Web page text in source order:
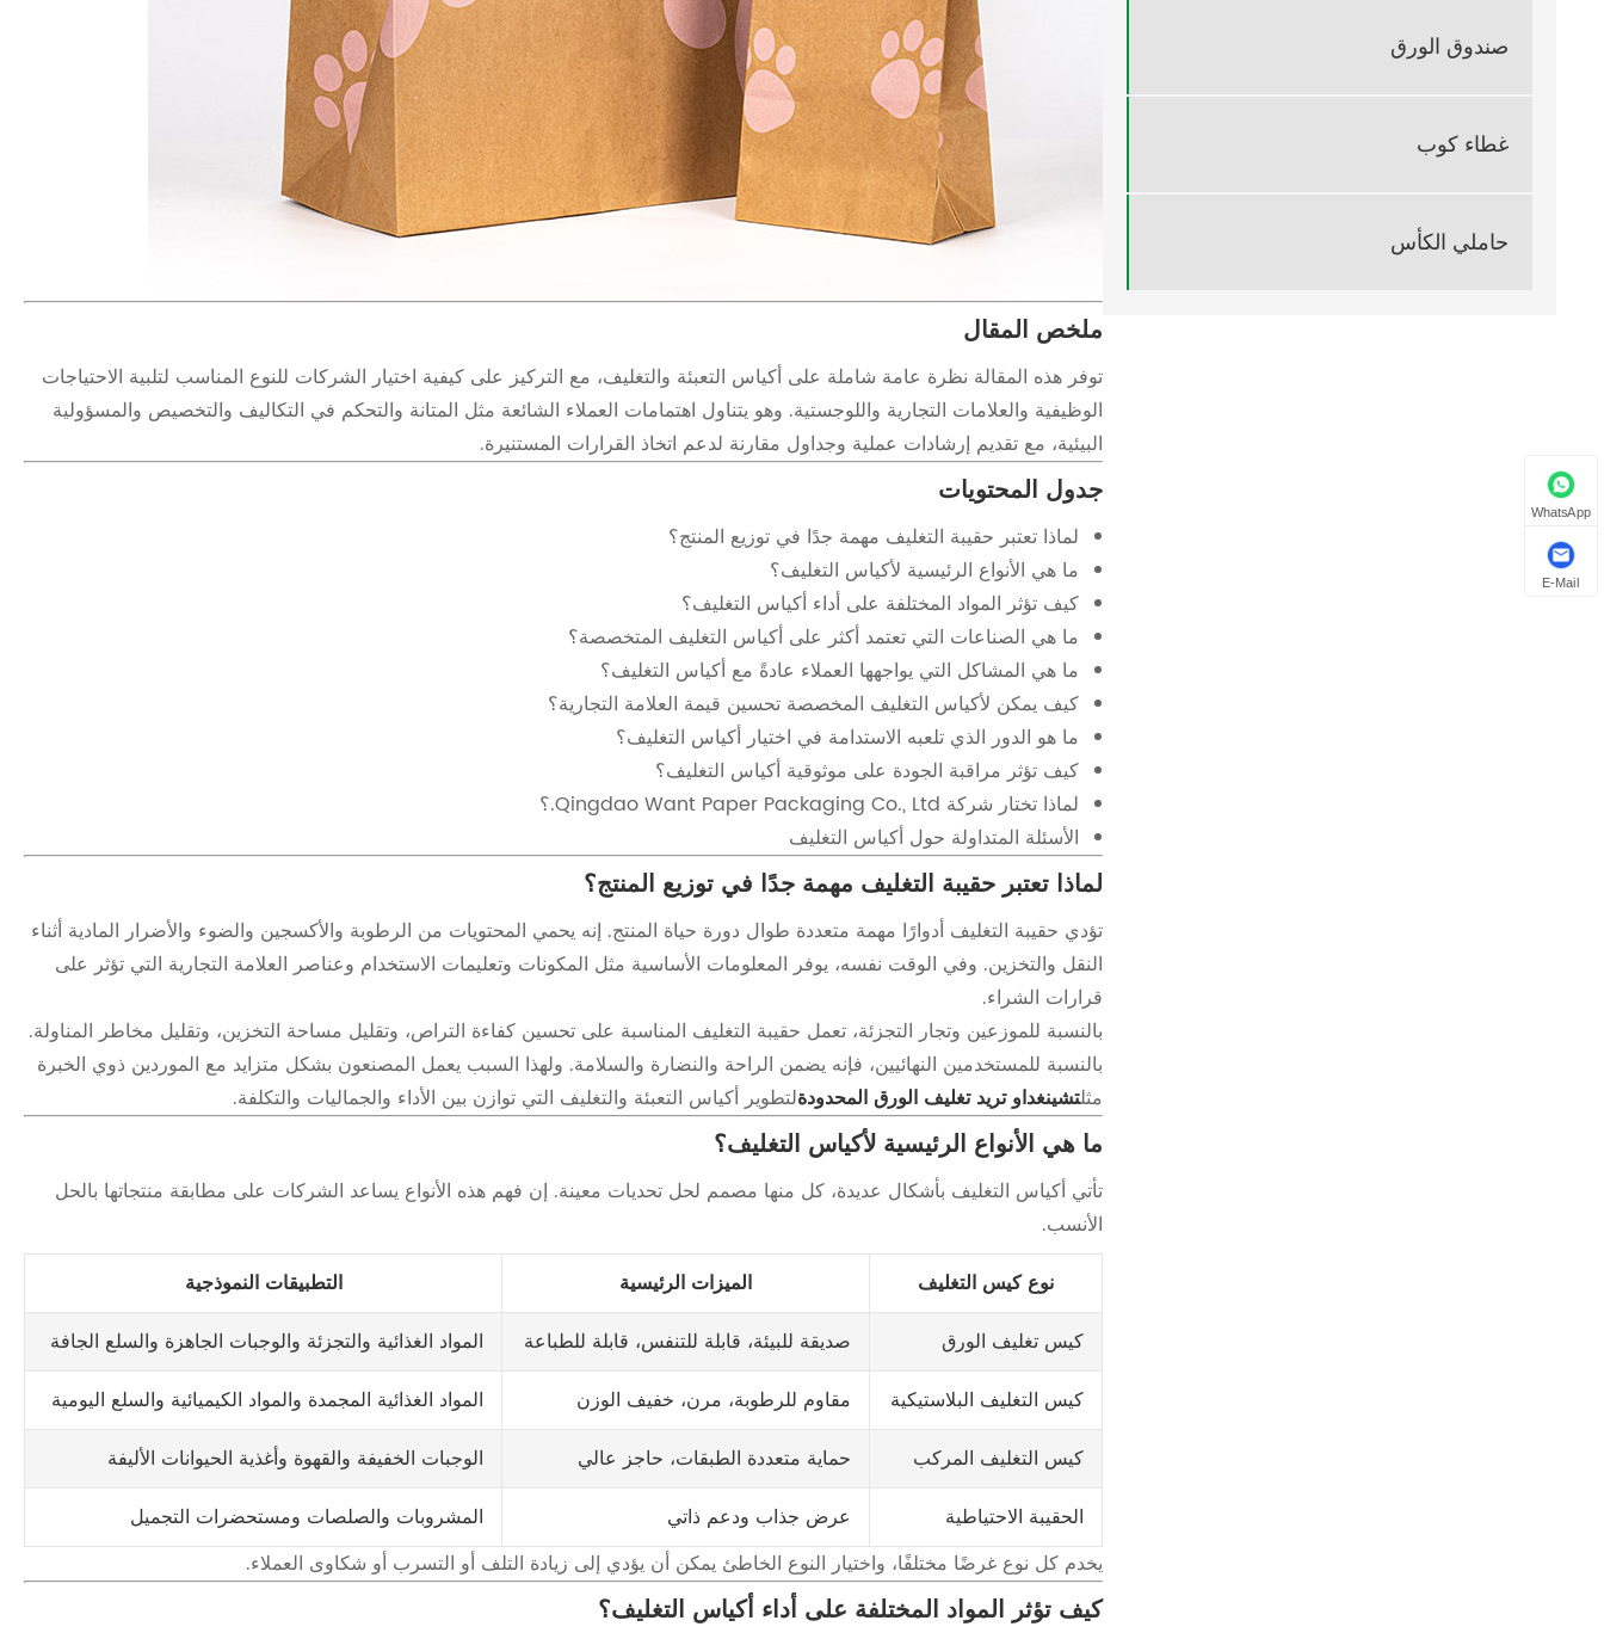
صندوق الورق
غطاء كوب
حاملي الكأس
ملخص المقال
توفر هذه المقالة نظرة عامة شاملة على أكياس التعبئة والتغليف، مع التركيز على كيفية اختيار الشركات للنوع المناسب لتلبية الاحتياجات
الوظيفية والعلامات التجارية واللوجستية. وهو يتناول اهتمامات العملاء الشائعة مثل المتانة والتحكم في التكاليف والتخصيص والمسؤولية
البيئية، مع تقديم إرشادات عملية وجداول مقارنة لدعم اتخاذ القرارات المستنيرة.
جدول المحتويات
لماذا تعتبر حقيبة التغليف مهمة جدًا في توزيع المنتج؟
ما هي الأنواع الرئيسية لأكياس التغليف؟
كيف تؤثر المواد المختلفة على أداء أكياس التغليف؟
ما هي الصناعات التي تعتمد أكثر على أكياس التغليف المتخصصة؟
ما هي المشاكل التي يواجهها العملاء عادةً مع أكياس التغليف؟
كيف يمكن لأكياس التغليف المخصصة تحسين قيمة العلامة التجارية؟
ما هو الدور الذي تلعبه الاستدامة في اختيار أكياس التغليف؟
كيف تؤثر مراقبة الجودة على موثوقية أكياس التغليف؟
لماذا تختار شركة Qingdao Want Paper Packaging Co., Ltd.؟
الأسئلة المتداولة حول أكياس التغليف
لماذا تعتبر حقيبة التغليف مهمة جدًا في توزيع المنتج؟
تؤدي حقيبة التغليف أدوارًا مهمة متعددة طوال دورة حياة المنتج. إنه يحمي المحتويات من الرطوبة والأكسجين والضوء والأضرار المادية أثناء
النقل والتخزين. وفي الوقت نفسه، يوفر المعلومات الأساسية مثل المكونات وتعليمات الاستخدام وعناصر العلامة التجارية التي تؤثر على
قرارات الشراء.
بالنسبة للموزعين وتجار التجزئة، تعمل حقيبة التغليف المناسبة على تحسين كفاءة التراص، وتقليل مساحة التخزين، وتقليل مخاطر المناولة.
بالنسبة للمستخدمين النهائيين، فإنه يضمن الراحة والنضارة والسلامة. ولهذا السبب يعمل المصنعون بشكل متزايد مع الموردين ذوي الخبرة
مثلتشينغداو تريد تغليف الورق المحدودةلتطوير أكياس التعبئة والتغليف التي توازن بين الأداء والجماليات والتكلفة.
ما هي الأنواع الرئيسية لأكياس التغليف؟
تأتي أكياس التغليف بأشكال عديدة، كل منها مصمم لحل تحديات معينة. إن فهم هذه الأنواع يساعد الشركات على مطابقة منتجاتها بالحل
الأنسب.
نوع كيس التغليف
الميزات الرئيسية
التطبيقات النموذجية
كيس تغليف الورق
صديقة للبيئة، قابلة للتنفس، قابلة للطباعة
المواد الغذائية والتجزئة والوجبات الجاهزة والسلع الجافة
كيس التغليف البلاستيكية
مقاوم للرطوبة، مرن، خفيف الوزن
المواد الغذائية المجمدة والمواد الكيميائية والسلع اليومية
كيس التغليف المركب
حماية متعددة الطبقات، حاجز عالي
الوجبات الخفيفة والقهوة وأغذية الحيوانات الأليفة
الحقيبة الاحتياطية
عرض جذاب ودعم ذاتي
المشروبات والصلصات ومستحضرات التجميل
يخدم كل نوع غرضًا مختلفًا، واختيار النوع الخاطئ يمكن أن يؤدي إلى زيادة التلف أو التسرب أو شكاوى العملاء.
كيف تؤثر المواد المختلفة على أداء أكياس التغليف؟
WhatsApp
E-Mail